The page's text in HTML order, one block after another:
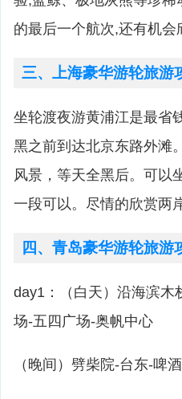
的最后一个航次,还有机会
三、上海豪华游轮旅游
坐轮渡夜游黄浦江是最省
黑之前到达北京东路外滩
风景，等天全黑后。可以
一段可以。尽情的欣赏两
四、青岛豪华游轮旅游
day1：（白天）沿海滨木
场-五四广场-奥帆中心
（晚间）劈柴院-台东-啤